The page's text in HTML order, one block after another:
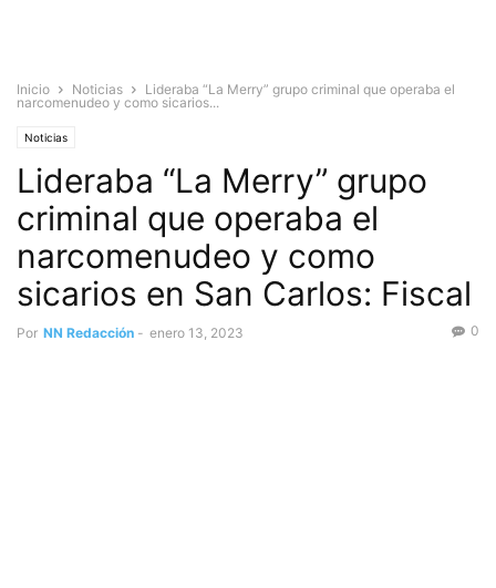
Inicio Noticias
Lideraba “La Merry” grupo criminal que operaba el
narcomenudeo y como sicarios...
Noticias
Lideraba “La Merry” grupo
criminal que operaba el
narcomenudeo y como
sicarios en San Carlos: Fiscal
Por NN Redacción - enero 13, 2023 0